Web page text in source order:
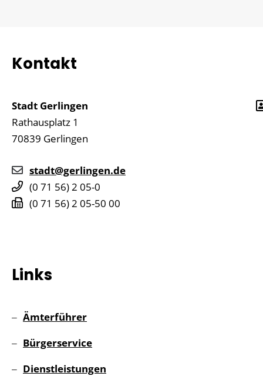
Kontakt
Stadt Gerlingen
Rathausplatz 1
70839 Gerlingen
stadt@gerlingen.de
(0 71 56) 2 05-0
(0 71 56) 2 05-50 00
Links
Ämterführer
Bürgerservice
Dienstleistungen